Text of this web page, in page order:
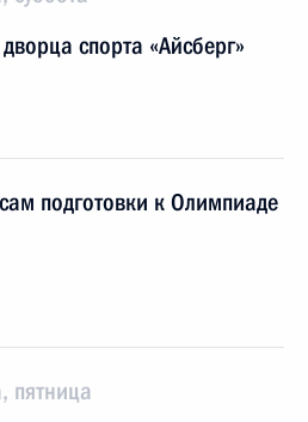
спорта «Айсберг»
подготовки к Олимпиаде
пятница